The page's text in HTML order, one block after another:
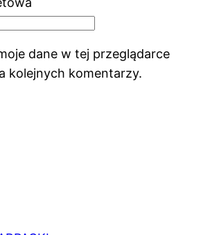
dane w tej przeglądarce
kolejnych komentarzy.